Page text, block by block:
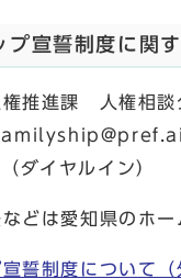
プ宣誓制度に関
推進課 人権相談
イヤルイン）
どは愛知県のホー
誓制度について（